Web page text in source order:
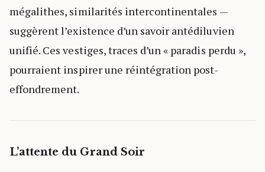
mégalithes, similarités intercontinentales —
suggèrent l’existence d’un savoir antédiluvien
unifié. Ces vestiges, traces d’un « paradis perdu »,
pourraient inspirer une réintégration post-
effondrement.
L’attente du Grand Soir